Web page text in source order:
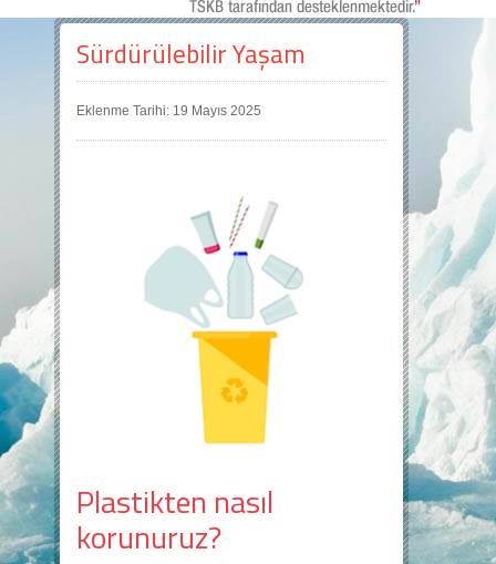
Sürdürülebilir Yaşam
Eklenme Tarihi: 19 Mayıs 2025
Plastikten nasıl
korunuruz?